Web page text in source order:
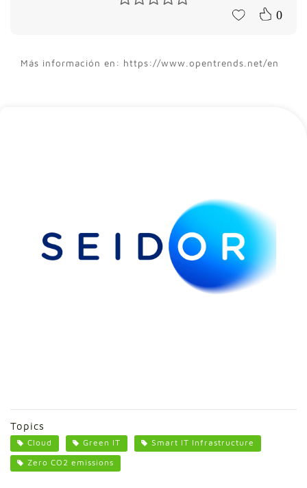
0
Más información en: https://www.opentrends.net/en
Topics
Cloud Green IT
Smart IT Infrastructure
Zero CO2 emissions